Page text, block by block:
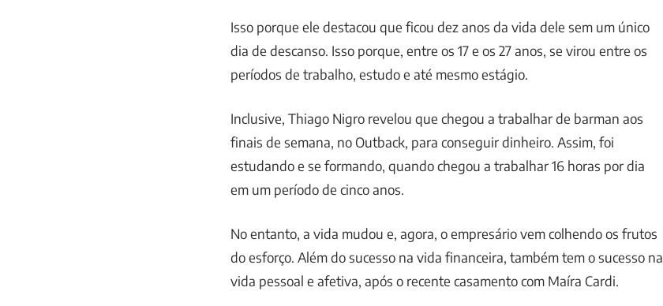
Isso porque ele destacou que ficou dez anos da vida dele sem um único
dia de descanso. Isso porque, entre os 17 e os 27 anos, se virou entre os
períodos de trabalho, estudo e até mesmo estágio.
Inclusive, Thiago Nigro revelou que chegou a trabalhar de barman aos
finais de semana, no Outback, para conseguir dinheiro. Assim, foi
estudando e se formando, quando chegou a trabalhar 16 horas por dia
em um período de cinco anos.
No entanto, a vida mudou e, agora, o empresário vem colhendo os frutos
do esforço. Além do sucesso na vida financeira, também tem o sucesso na
vida pessoal e afetiva, após o recente casamento com Maíra Cardi.